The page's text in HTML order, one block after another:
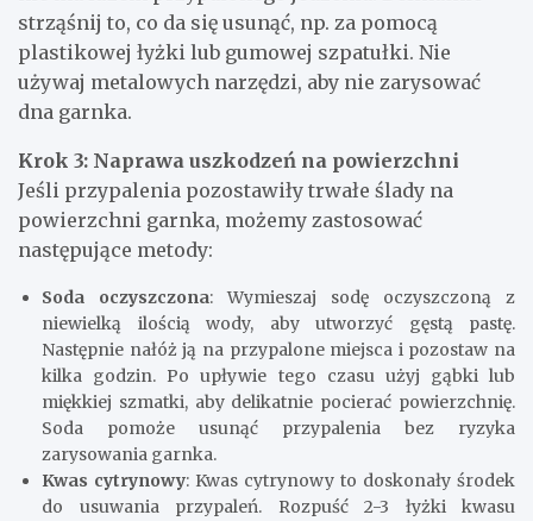
strząśnij to, co da się usunąć, np. za pomocą
plastikowej łyżki lub gumowej szpatułki. Nie
używaj metalowych narzędzi, aby nie zarysować
dna garnka.
Krok 3: Naprawa uszkodzeń na powierzchni
Jeśli przypalenia pozostawiły trwałe ślady na
powierzchni garnka, możemy zastosować
następujące metody:
Soda oczyszczona: Wymieszaj sodę oczyszczoną z
niewielką ilością wody, aby utworzyć gęstą pastę.
Następnie nałóż ją na przypalone miejsca i pozostaw na
kilka godzin. Po upływie tego czasu użyj gąbki lub
miękkiej szmatki, aby delikatnie pocierać powierzchnię.
Soda pomoże usunąć przypalenia bez ryzyka
zarysowania garnka.
Kwas cytrynowy: Kwas cytrynowy to doskonały środek
do usuwania przypaleń. Rozpuść 2-3 łyżki kwasu